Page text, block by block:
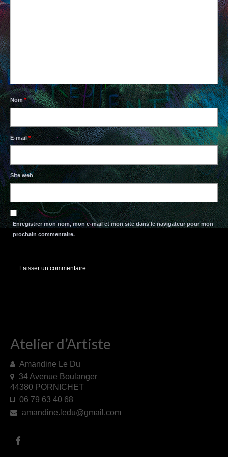
Nom*
E-mail*
Site web
Enregistrer mon nom, mon e-mail et mon site dans le navigateur pour mon
prochain commentaire.
Atelier d’Artiste
Amandine Le Du
34 Avenue Boulanger
44380 PORNICHET
06 79 63 40 68
amandine.ledu@gmail.com